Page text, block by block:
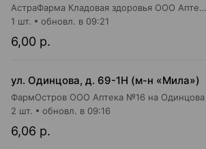
АстраФарма Кладовая здоровья ООО Аптека №9
6,00 р.
1 шт. обновл. в 09:21
ул. Одинцова, д. 69-1Н (м-н «Мила»)
ФармОстров ООО Аптека №16 на Одинцова
6,06 р.
2 шт. обновл. в 09:16